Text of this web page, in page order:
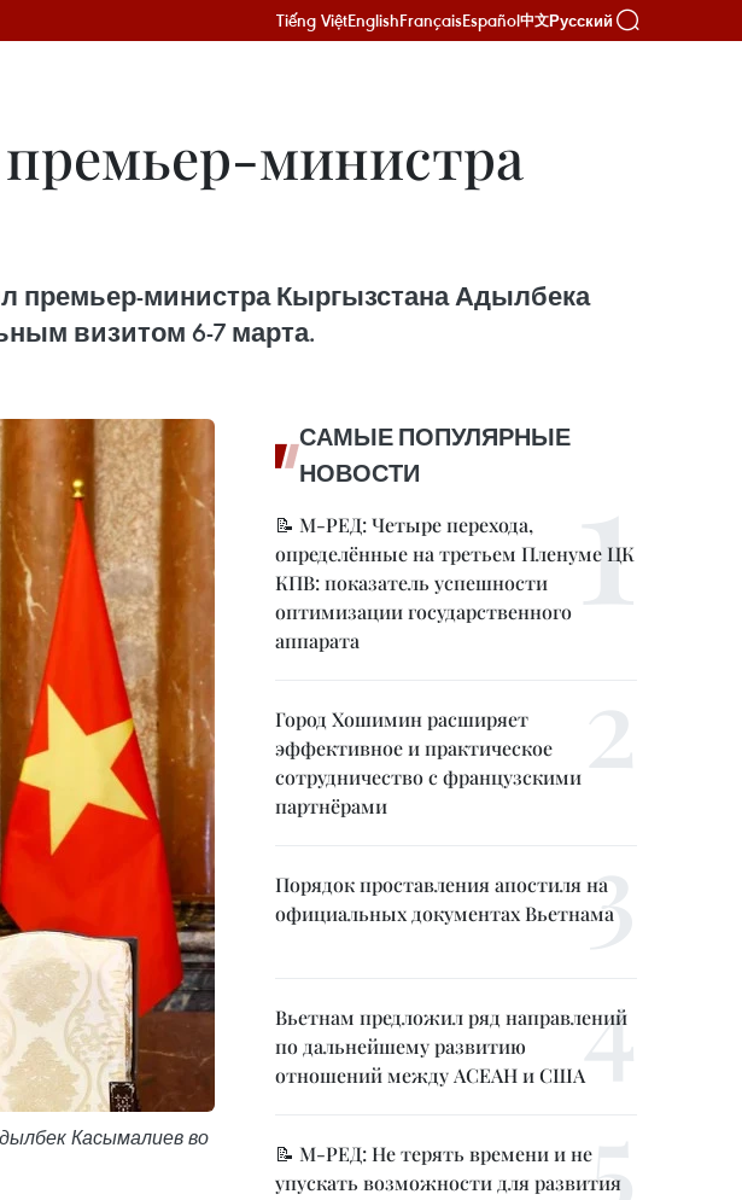
Tiếng ViệtEnglishFrançaisEspañol中文Русский
министра
премьер-министра Кыргызстана Адылбека
визитом 6-7 марта.
Касымалиев во
САМЫЕ ПОПУЛЯРНЫЕ
НОВОСТИ
📝 М-РЕД: Четыре перехода,
определённые на третьем Пленуме ЦК
КПВ: показатель успешности
оптимизации государственного
аппарата
Город Хошимин расширяет
эффективное и практическое
сотрудничество с французскими
партнёрами
Порядок проставления апостиля на
официальных документах Вьетнама
Вьетнам предложил ряд направлений
по дальнейшему развитию
отношений между АСЕАН и США
📝 М-РЕД: Не терять времени и не
упускать возможности для развития